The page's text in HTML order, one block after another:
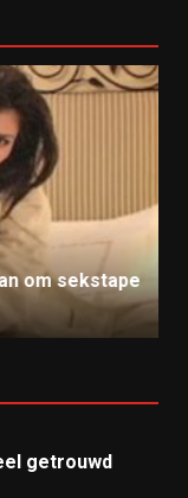
sekstape
getrouwd